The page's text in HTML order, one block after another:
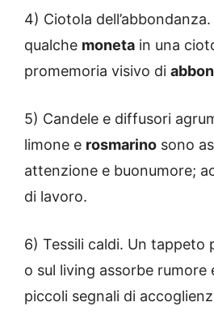
4) Ciotola
qualche moneta in una
promemoria visivo di
5) Candele e diffusori
limone e rosmarino sono
attenzione e buonumore;
di lavoro.
6) Tessili caldi. Un tappeto
o sul living assorbe rumore
piccoli segnali di